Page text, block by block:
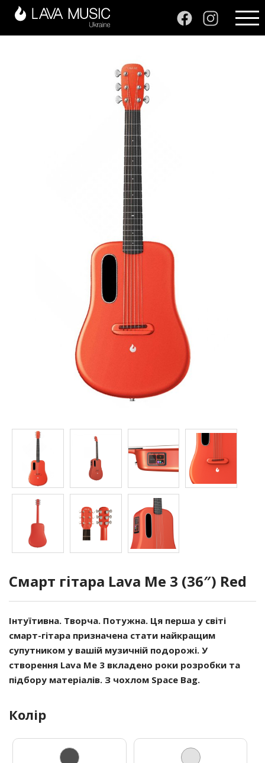
Смарт гітара Lava Me 3 (36″) Red
Інтуїтивна. Творча. Потужна. Ця перша у світі
смарт-гітара призначена стати найкращим
супутником у вашій музичній подорожі. У
створення Lava Me 3 вкладено роки розробки та
підбору матеріалів. З чохлом Space Bag.
Колір